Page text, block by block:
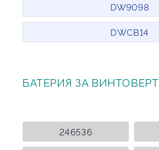
DW9098
DWCB14
БАТЕРИЯ ЗА ВИНТОВЕРТ
246536